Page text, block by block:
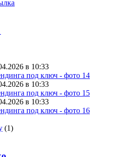
в 10:33
в 10:33
в 10:33
(1)